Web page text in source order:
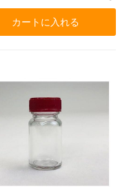
カートに入れる